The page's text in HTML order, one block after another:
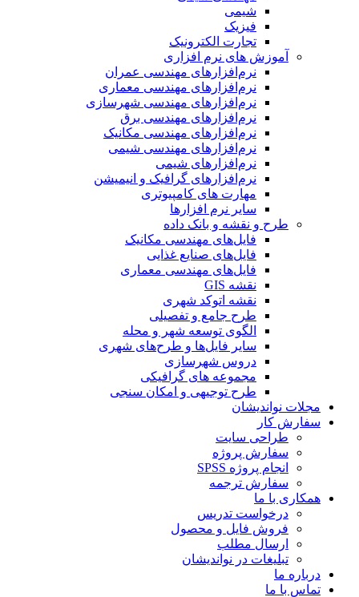
شیمی
فیزیک
تجارت الکترونیک
آموزش های نرم افزاری
نرم‌افزارهای مهندسی عمران
نرم‌افزارهای مهندسی معماری
نرم‌افزارهای مهندسی شهرسازی
نرم‌افزارهای مهندسی برق
نرم‌افزارهای مهندسی مکانیک
نرم‌افزارهای مهندسی شیمی
نرم‌افزارهای شیمی
نرم‌افزارهای گرافیک و انیمیشن
مهارت های کامپیوتری
سایر نرم افزارها
طرح و نقشه و بانک داده
فایل‌های مهندسی مکانیک
فایل‌های صنایع غذایی
فایل‌های مهندسی معماری
نقشه GIS
نقشه اتوکد شهری
طرح جامع و تفصیلی
الگوی توسعه شهر و محله
سایر فایل‌ها و طرح‌های شهری
دروس شهرسازی
مجموعه های گرافیکی
طرح توجیهی و امکان سنجی
مجلات نواندیشان
سفارش کار
طراحی سایت
سفارش پروژه
انجام پروژه SPSS
سفارش ترجمه
همکاری با ما
درخواست تدریس
فروش فایل و محصول
ارسال مطلب
تبلیغات در نواندیشان
درباره ما
تماس با ما